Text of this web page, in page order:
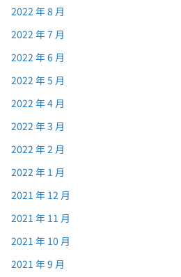
2022 年 8 月
2022 年 7 月
2022 年 6 月
2022 年 5 月
2022 年 4 月
2022 年 3 月
2022 年 2 月
2022 年 1 月
2021 年 12 月
2021 年 11 月
2021 年 10 月
2021 年 9 月